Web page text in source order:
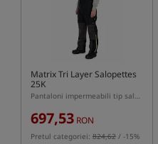
Matrix Tri Layer Salopettes
25K
Pantaloni impermeabili tip salopetă
697,53 RON
Pretul categoriei: 824,62 / -15%